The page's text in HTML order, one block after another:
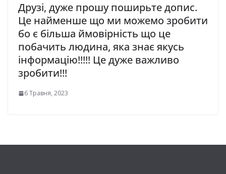
Друзі, дуже прошу поширьте допис.
Це найменше що ми можемо зробити
бо є більша ймовірність що це
побачить людина, яка знає якусь
інформацію!!!!! Це дуже важливо
зробити!!!
6 Травня, 2023